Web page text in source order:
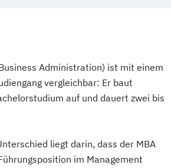
Administration) ist mit einem
vergleichbar: Er baut
auf und dauert zwei bis
liegt darin, dass der MBA
im Management